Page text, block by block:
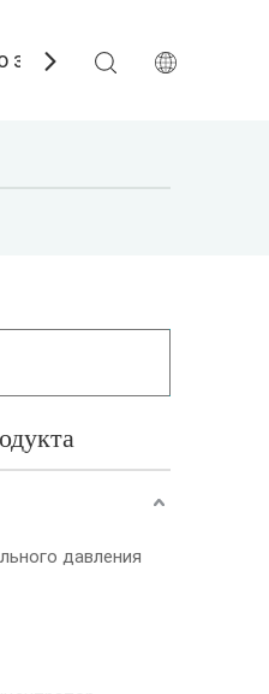
задаваемые вопросы
давления